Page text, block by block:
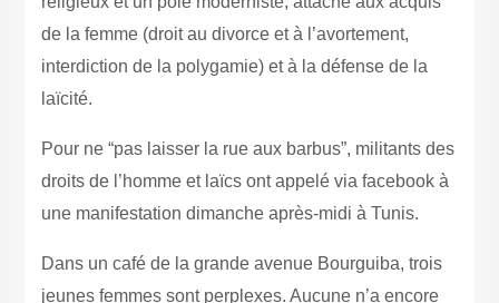
de la femme (droit au divorce et à l’avortement,
interdiction de la polygamie) et à la défense de la
laïcité.
Pour ne “pas laisser la rue aux barbus”, militants des
droits de l’homme et laïcs ont appelé via facebook à
une manifestation dimanche après-midi à Tunis.
Dans un café de la grande avenue Bourguiba, trois
jeunes femmes sont perplexes. Aucune n’a encore